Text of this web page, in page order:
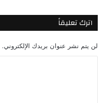
اترك تعليقاً
لن يتم نشر عنوان بريدك الإلكتروني.